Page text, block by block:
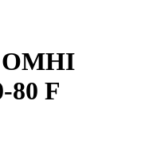
OMHI
80 F